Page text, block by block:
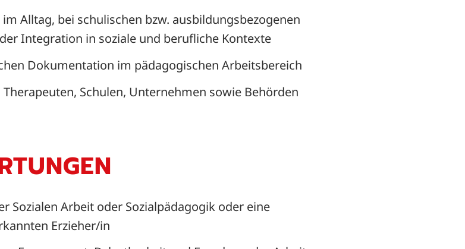
Alltag, bei schulischen bzw. ausbildungsbezogenen
Integration in soziale und berufliche Kontexte
Dokumentation im pädagogischen Arbeitsbereich
Schulen, Unternehmen sowie Behörden
Sozialen Arbeit oder Sozialpädagogik oder eine
Erzieher/in